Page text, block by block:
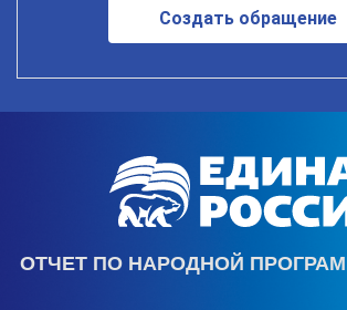
Создать обращение
ОТЧЕТ ПО НАРОДНОЙ